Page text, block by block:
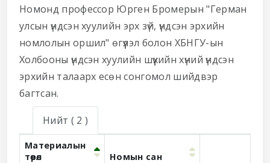
Номонд профессор Юрген Бромерын "Герман
улсын үндсэн хуулийн эрх зүй, үндсэн эрхийн
номлолын оршил" өгүүлэл болон ХБНГУ-ын
Холбооны үндсэн хуулийн шүүхийн хүний үндсэн
эрхийн талаарх есөн сонгомол шийдвэр
багтсан.
Нийт ( 2 )
Материалын
төрөл
Номын сан